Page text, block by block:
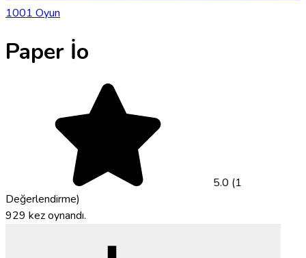
1001 Oyun
Paper İo
5.0 (1
Değerlendirme)
929 kez oynandı.